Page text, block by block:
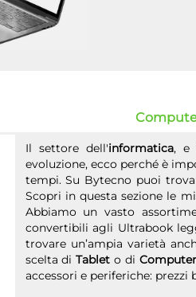
Il settore dell'informatica, e
evoluzione, ecco perché è
tempi. Su Bytecno puoi
Scopri in questa sezione le
Abbiamo un vasto
convertibili agli Ultrabook
trovare un’ampia varietà
scelta diTablet o di
accessori e periferiche: